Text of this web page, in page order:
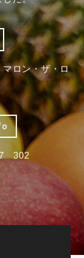
ロン・ザ・ロ
302